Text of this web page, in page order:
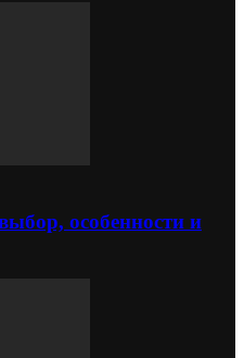
особенности и